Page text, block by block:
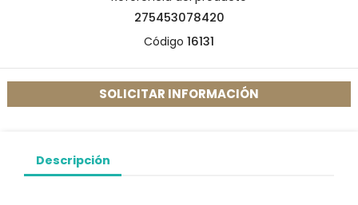
275453078420
Código 16131
SOLICITAR INFORMACIÓN
Descripción